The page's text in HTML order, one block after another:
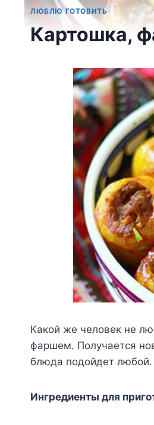
ЛЮБЛЮ ГОТОВИТЬ
Картошка,
Какой же человек не
фаршем. Получается
блюда подойдет любой.
Ингредиенты для